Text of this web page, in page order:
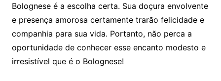
Bolognese é a escolha certa. Sua doçura envolvente
e presença amorosa certamente trarão felicidade e
companhia para sua vida. Portanto, não perca a
oportunidade de conhecer esse encanto modesto e
irresistível que é o Bolognese!